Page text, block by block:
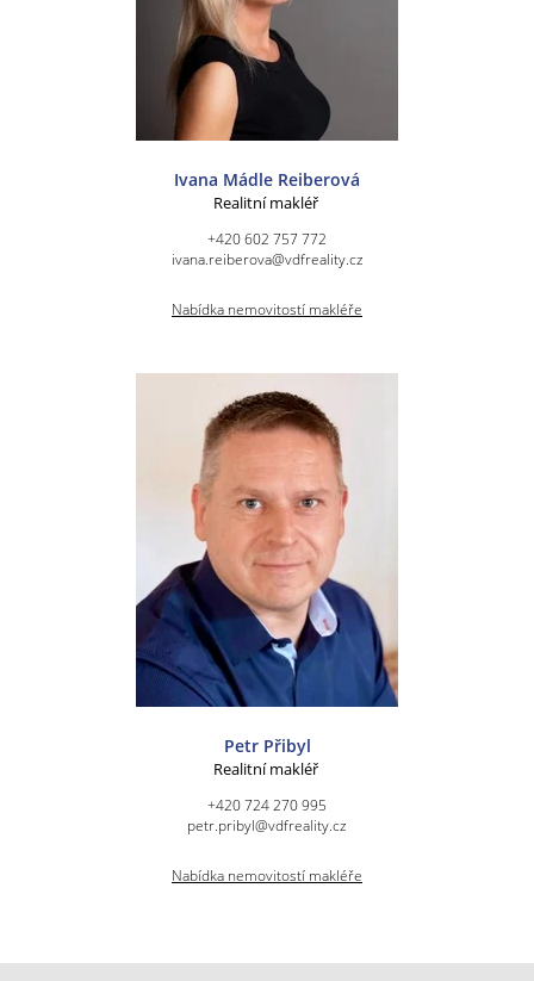
Ivana Mádle Reiberová
Realitní makléř
+420 602 757 772
ivana.reiberova@vdfreality.cz
Nabídka nemovitostí makléře
Petr Přibyl
Realitní makléř
+420 724 270 995
petr.pribyl@vdfreality.cz
Nabídka nemovitostí makléře